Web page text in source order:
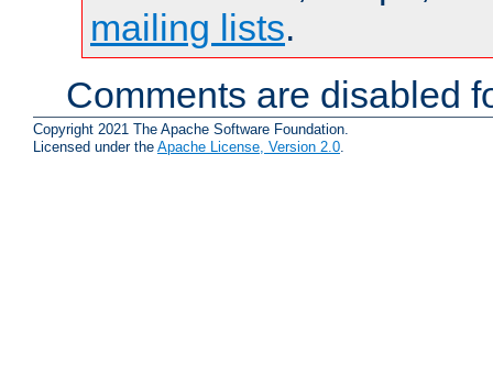
mailing lists.
Comments are disabled
Copyright 2021 The Apache Software Foundation.
Licensed under the Apache License, Version 2.0